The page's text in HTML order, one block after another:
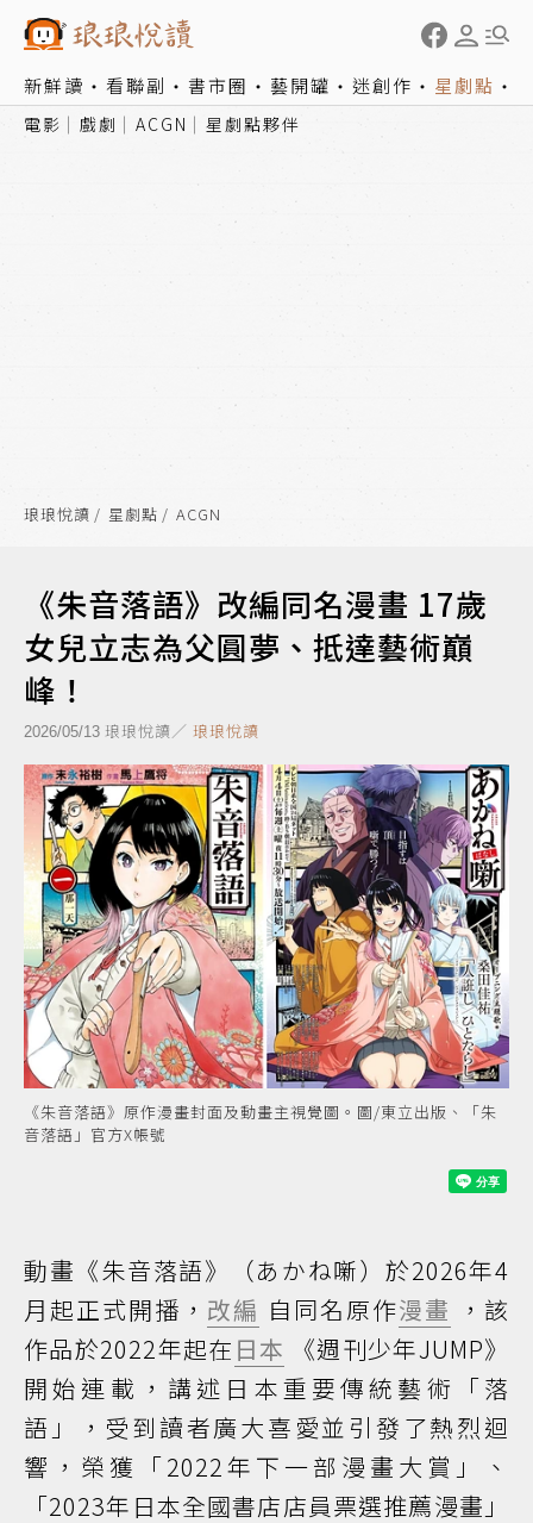
新鮮讀 看聯副 書市圈 藝開罐 迷創作 星劇點
電影 戲劇 ACGN 星劇點夥伴
琅琅悅讀 星劇點 ACGN
《朱音落語》改編同名漫畫 17歲
女兒立志為父圓夢、抵達藝術巔
峰！
2026/05/13 琅琅悅讀／ 琅琅悅讀
《朱音落語》原作漫畫封面及動畫主視覺圖。圖/東立出版、「朱
音落語」官方X帳號
動畫《朱音落語》（あかね噺）於2026年4
月起正式開播， 改編 自同名原作漫畫 ，該
作品於2022年起在 日本 《週刊少年JUMP》
開始連載，講述日本重要傳統藝術「落
語」，受到讀者廣大喜愛並引發了熱烈迴
響，榮獲「2022年下一部漫畫大賞」、
「2023年日本全國書店店員票選推薦漫畫」